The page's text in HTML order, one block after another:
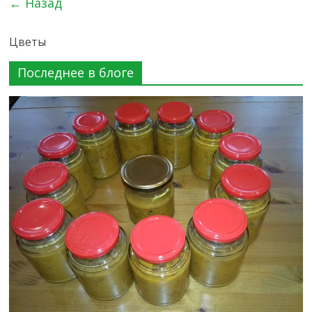
Цветы
Последнее в блоге